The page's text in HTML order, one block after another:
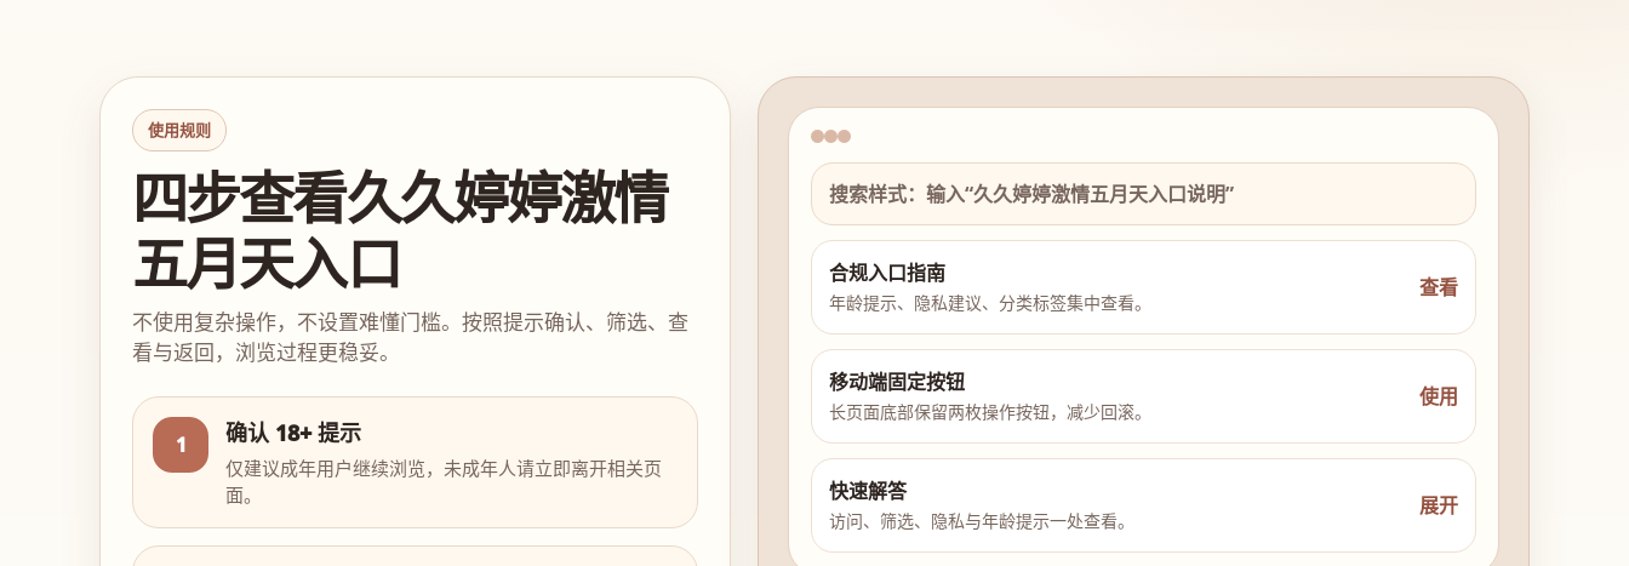
使用规则
四步查看久久婷婷激情
五月天入口
不使用复杂操作，不设置难懂门槛。按照提示确认、筛选、查
看与返回，浏览过程更稳妥。
1 确认 18+ 提示
仅建议成年用户继续浏览，未成年人请立即离开相关页
面。
搜索样式：输入“久久婷婷激情五月天入口说明”
合规入口指南
年龄提示、隐私建议、分类标签集中查看。
查看
移动端固定按钮
长页面底部保留两枚操作按钮，减少回滚。
使用
快速解答
访问、筛选、隐私与年龄提示一处查看。
展开